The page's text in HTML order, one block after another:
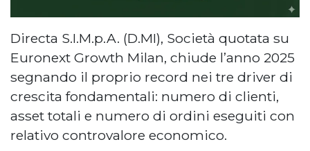
Directa S.I.M.p.A. (D.MI), Società quotata su
Euronext Growth Milan, chiude l’anno 2025
segnando il proprio record nei tre driver di
crescita fondamentali: numero di clienti,
asset totali e numero di ordini eseguiti con
relativo controvalore economico.